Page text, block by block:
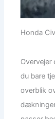
Honda
Overvejer
du bare
overblik